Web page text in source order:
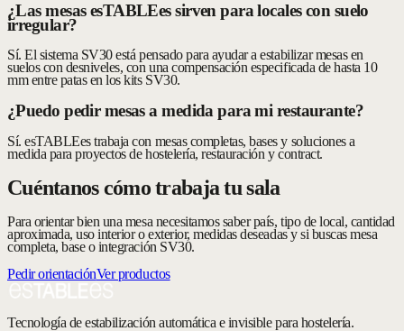
¿Las mesas esTABLEes sirven para locales con suelo
irregular?
Sí. El sistema SV30 está pensado para ayudar a estabilizar mesas en
suelos con desniveles, con una compensación especificada de hasta 10
mm entre patas en los kits SV30.
¿Puedo pedir mesas a medida para mi restaurante?
Sí. esTABLEes trabaja con mesas completas, bases y soluciones a
medida para proyectos de hostelería, restauración y contract.
Cuéntanos cómo trabaja tu sala
Para orientar bien una mesa necesitamos saber país, tipo de local, cantidad
aproximada, uso interior o exterior, medidas deseadas y si buscas mesa
completa, base o integración SV30.
Pedir orientaciónVer productos
Tecnología de estabilización automática e invisible para hostelería.